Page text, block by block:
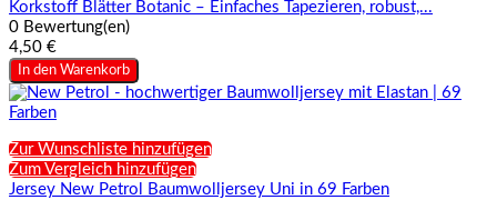
Korkstoff Blätter Botanic – Einfaches Tapezieren, robust,...
0 Bewertung(en)
4,50 €
In den Warenkorb
Zur Wunschliste hinzufügen
Zum Vergleich hinzufügen
Jersey New Petrol Baumwolljersey Uni in 69 Farben